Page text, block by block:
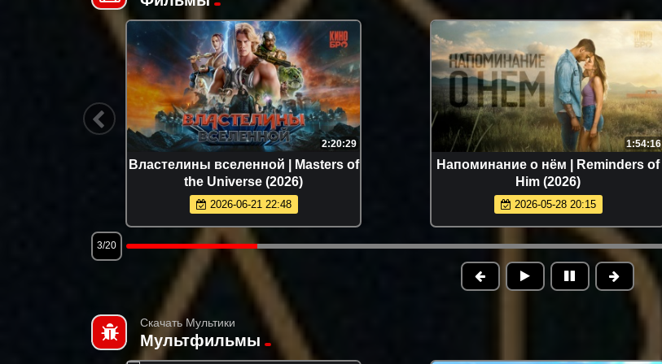
2:20:29
Властелины вселенной | Masters of
the Universe (2026)
2026-06-21 22:48
1:54:16
Напоминание о нём | Reminders of
Him (2026)
2026-05-28 20:15
3/20
Скачать Мультики
Мультфильмы